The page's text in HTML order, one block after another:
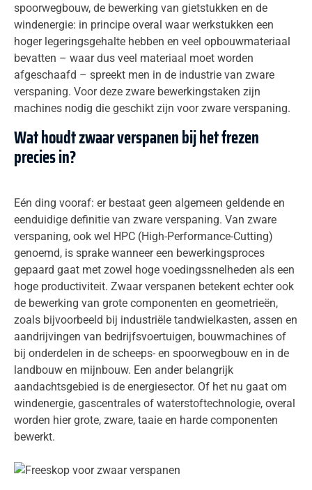
spoorwegbouw, de bewerking van gietstukken en de
windenergie: in principe overal waar werkstukken een
hoger legeringsgehalte hebben en veel opbouwmateriaal
bevatten – waar dus veel materiaal moet worden
afgeschaafd – spreekt men in de industrie van zware
verspaning. Voor deze zware bewerkingstaken zijn
machines nodig die geschikt zijn voor zware verspaning.
Wat houdt zwaar verspanen bij het frezen
precies in?
Eén ding vooraf: er bestaat geen algemeen geldende en
eenduidige definitie van zware verspaning. Van zware
verspaning, ook wel HPC (High-Performance-Cutting)
genoemd, is sprake wanneer een bewerkingsproces
gepaard gaat met zowel hoge voedingssnelheden als een
hoge productiviteit. Zwaar verspanen betekent echter ook
de bewerking van grote componenten en geometrieën,
zoals bijvoorbeeld bij industriële tandwielkasten, assen en
aandrijvingen van bedrijfsvoertuigen, bouwmachines of
bij onderdelen in de scheeps- en spoorwegbouw en in de
landbouw en mijnbouw. Een ander belangrijk
aandachtsgebied is de energiesector. Of het nu gaat om
windenergie, gascentrales of waterstoftechnologie, overal
worden hier grote, zware, taaie en harde componenten
bewerkt.